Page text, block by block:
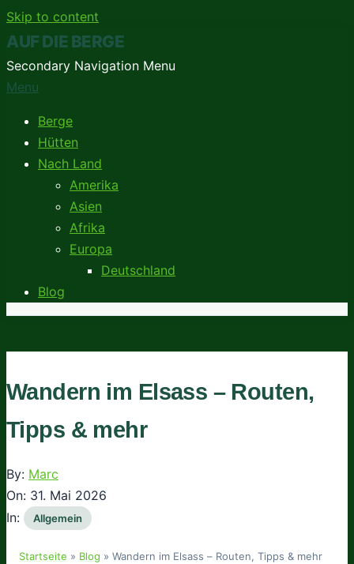
Skip to content
AUF DIE BERGE
Secondary Navigation Menu
Menu
Berge
Hütten
Nach Land
Amerika
Asien
Afrika
Europa
Deutschland
Blog
Wandern im Elsass – Routen,
Tipps & mehr
By: Marc
On: 31. Mai 2026
In:
Allgemein
Startseite » Blog » Wandern im Elsass – Routen, Tipps & mehr